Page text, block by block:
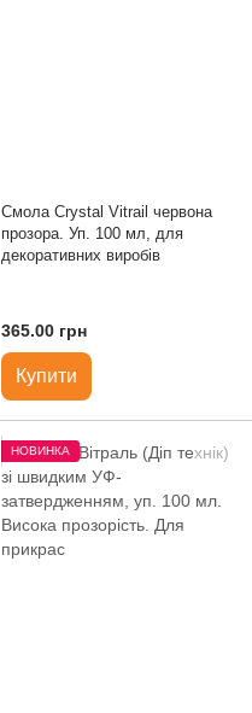
Смола Crystal Vitrail червона
прозора. Уп. 100 мл, для
декоративних виробів
365.00 грн
Купити
НОВИНКА